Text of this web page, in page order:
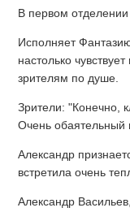
В первом отделении
Исполняет
настолько
зрителям по душе.
Зрители: "Конечно,
Очень обаятельный
Александр
встретила очень
Александр